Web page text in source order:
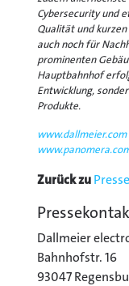
Cybersecurity und
Qualität und
auch noch für
prominenten
Hauptbahnhof
Entwicklung,
Produkte.
www.dallmeier.com
Zurück zuPresse
Dallmeier
Bahnhofstr. 16
93047